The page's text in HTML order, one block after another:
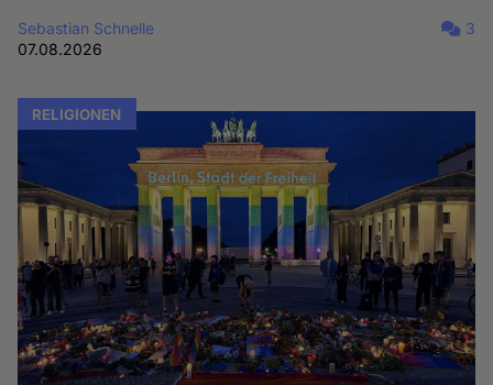
Sebastian Schnelle
07.08.2026
3
RELIGIONEN